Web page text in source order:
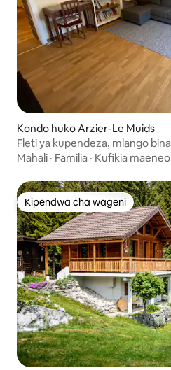
Kondo huko Arzier-Le Muids
Fleti ya kupendeza, mlango
chini.
Mahali · Familia · Kufikia maeneo
Kipendwa cha wageni
Kipendwa cha wageni